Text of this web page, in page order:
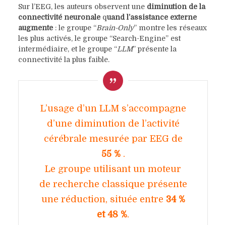
Sur l’EEG, les auteurs observent une diminution de la
connectivité neuronalequand l’assistance externe
augmente : le groupe “Brain-Only” montre les réseaux
les plus activés, le groupe “Search-Engine” est
intermédiaire, et le groupe “LLM” présente la
connectivité la plus faible.
L’usage d’un LLM s’accompagne
d’une diminution de l’activité
cérébrale mesurée par EEG de
55 %.
Le groupe utilisant un moteur
de recherche classique présente
une réduction, située entre 34 %
et 48 %.